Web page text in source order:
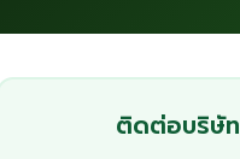
ติดต่อบริษัท